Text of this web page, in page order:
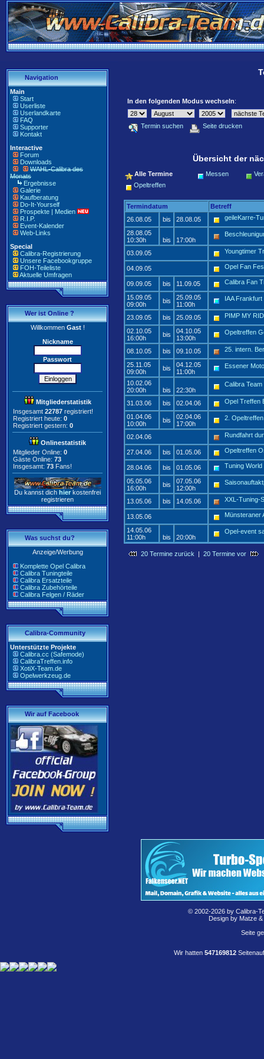
Navigation
Main
Start
Userliste
Userlandkarte
FAQ
Supporter
Kontakt
Interactive
Forum
Downloads
WAHL-Calibra des
Monats
Ergebnisse
Galerie
Kaufberatung
Do-It-Yourself
Prospekte | Medien
R.I.P.
Event-Kalender
Web-Links
Special
Calibra-Registrierung
Unsere Facebookgruppe
FOH-Teileliste
Aktuelle Umfragen
Wer ist Online ?
WillkommenGast!
Nickname
Passwort
Mitgliederstatistik
Insgesamt 22787 registriert!
Registriert heute: 0
Registriert gestern: 0
Onlinestatistik
Mitglieder Online: 0
Gäste Online: 73
Insgesamt: 73 Fans!
Du kannst dich hier kostenfrei
registrieren
Was suchst du?
Anzeige/Werbung
Komplette Opel Calibra
Calibra Tuningteile
Calibra Ersatzteile
Calibra Zubehörteile
Calibra Felgen / Räder
Calibra-Community
Unterstützte Projekte
Calibra.cc (Safemode)
CalibraTreffen.info
XotiX-Team.de
Opelwerkzeug.de
Wir auf Facebook
In den folgenden Modus wechseln:
Termin suchen Seite drucken
Übersicht der
Alle Termine Messen
Opeltreffen
Termindatum
Betreff
26.08.05
bis 28.08.05 geileKarre-
28.08.05
10:30h
bis 17:00h
03.09.05 Youngtimer
04.09.05 Opel Fan
09.09.05 bis 11.09.05 Calibra Fan
15.09.05
09:00h
bis
25.09.05
11:00h
IAA Frankfurt
23.09.05 bis 25.09.05 PIMP MY
02.10.05
16:00h
bis
04.10.05
13:00h
Opeltreffen
08.10.05 bis 09.10.05 25. intern.
25.11.05
09:00h
bis
04.12.05
11:00h
Essener
10.02.06
20:00h
bis 22:30h
Calibra Team
31.03.06 bis 02.04.06 Opel Treffen
01.04.06
10:00h
bis
02.04.06
17:00h
2.
02.04.06 Rundfahrt
27.04.06 bis 01.05.06 Opeltreffen
28.04.06 bis 01.05.06 Tuning
05.05.06
16:00h
bis
07.05.06
12:00h
13.05.06 bis 14.05.06 XXL-Tuning-
13.05.06 Münsteraner
14.05.06
11:00h
bis 20:00h
Opel-event
20 Termine zurück | 20 Termine vor
© 2002-2026 by Calibra-
Design by Matze
Seite
Wir hatten 547169812